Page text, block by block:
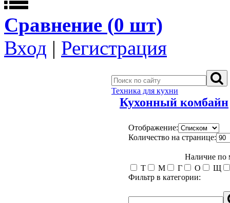
Сравнение (0 шт)
Вход | Регистрация
Техника для кухни
Кухонный комбайн
Отображение:
Количество на странице:
Наличие по
Т
М Г О
Щ
Фильтр в категории: